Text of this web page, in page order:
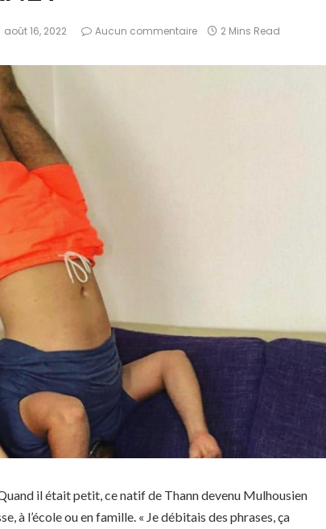
août 16, 2022 Aucun commentaire 2 Mins Read
il était petit, ce natif de Thann devenu Mulhousien
à l’école ou en famille. « Je débitais des phrases, ça